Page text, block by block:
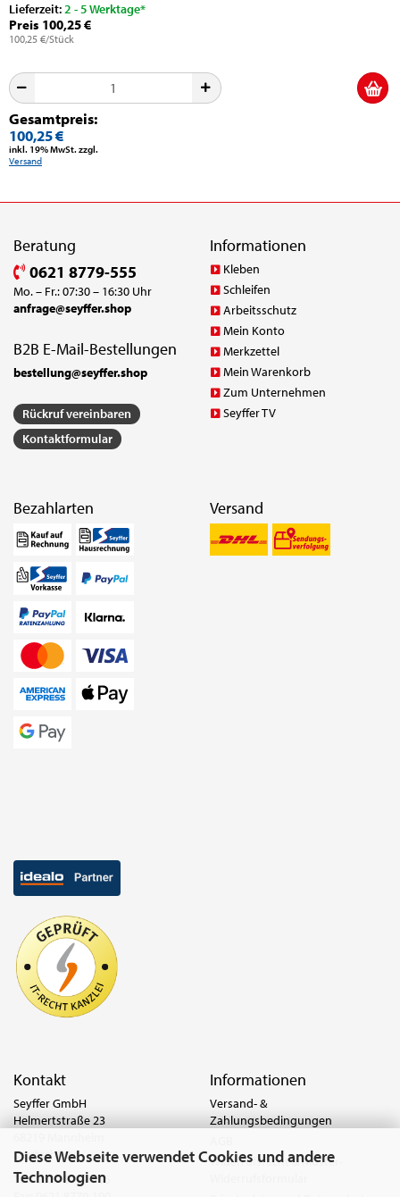
Diese Webseite verwendet Cookies und andere
Technologien
Lieferzeit:2 - 5 Werktage*
Preis 100,25 €
100,25 €/Stück
Gesamtpreis:
100,25 €
inkl. 19% MwSt. zzgl.
Versand
Beratung
0621 8779-555
Mo. – Fr.: 07:30 – 16:30 Uhr
anfrage@seyffer.shop
B2B E-Mail-Bestellungen
bestellung@seyffer.shop
Rückruf vereinbaren
Kontaktformular
Informationen
Kleben
Schleifen
Arbeitsschutz
Mein Konto
Merkzettel
Mein Warenkorb
Zum Unternehmen
Seyffer TV
Bezahlarten Versand
Kontakt
Seyffer GmbH
Helmertstraße 23
Deutschland
Tel.:0621 8779-555
Informationen
Versand- &
Zahlungsbedingungen
Widerrufsrecht & Muster-